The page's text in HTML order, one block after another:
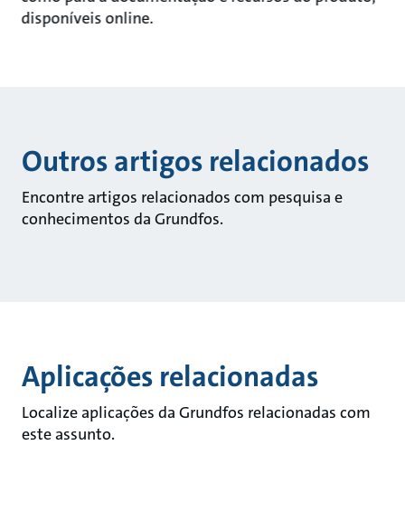
disponíveis online.
Outros artigos relacionados
Encontre artigos relacionados com pesquisa e
conhecimentos da Grundfos.
Aplicações relacionadas
Localize aplicações da Grundfos relacionadas com
este assunto.